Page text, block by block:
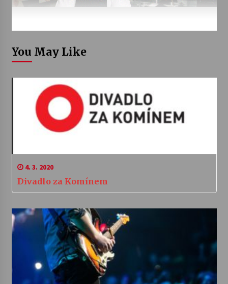
You May Like
4. 3. 2020
Divadlo za Komínem